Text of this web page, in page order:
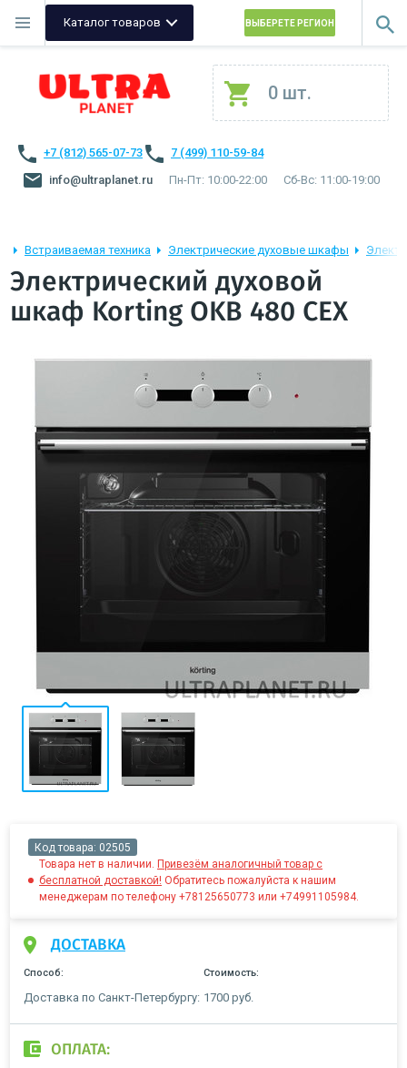
Каталог товаров ВЫБЕРЕТЕ РЕГИОН
0 шт.
+7 (812) 565-07-73
7 (499) 110-59-84
info@ultraplanet.ru
Пн-Пт: 10:00-22:00 Сб-Вс: 11:00-19:00
Встраиваемая техника Электрические духовые шкафы
Электрический духовой
шкаф Korting OKB 480 CEX
Код товара: 02505
Товара нет в наличии. Привезём аналогичный товар с
бесплатной доставкой! Обратитесь пожалуйста к нашим
менеджерам по телефону +78125650773 или +74991105984.
ДОСТАВКА
Способ: Стоимость:
Доставка по Санкт-Петербургу: 1700 руб.
ОПЛАТА: